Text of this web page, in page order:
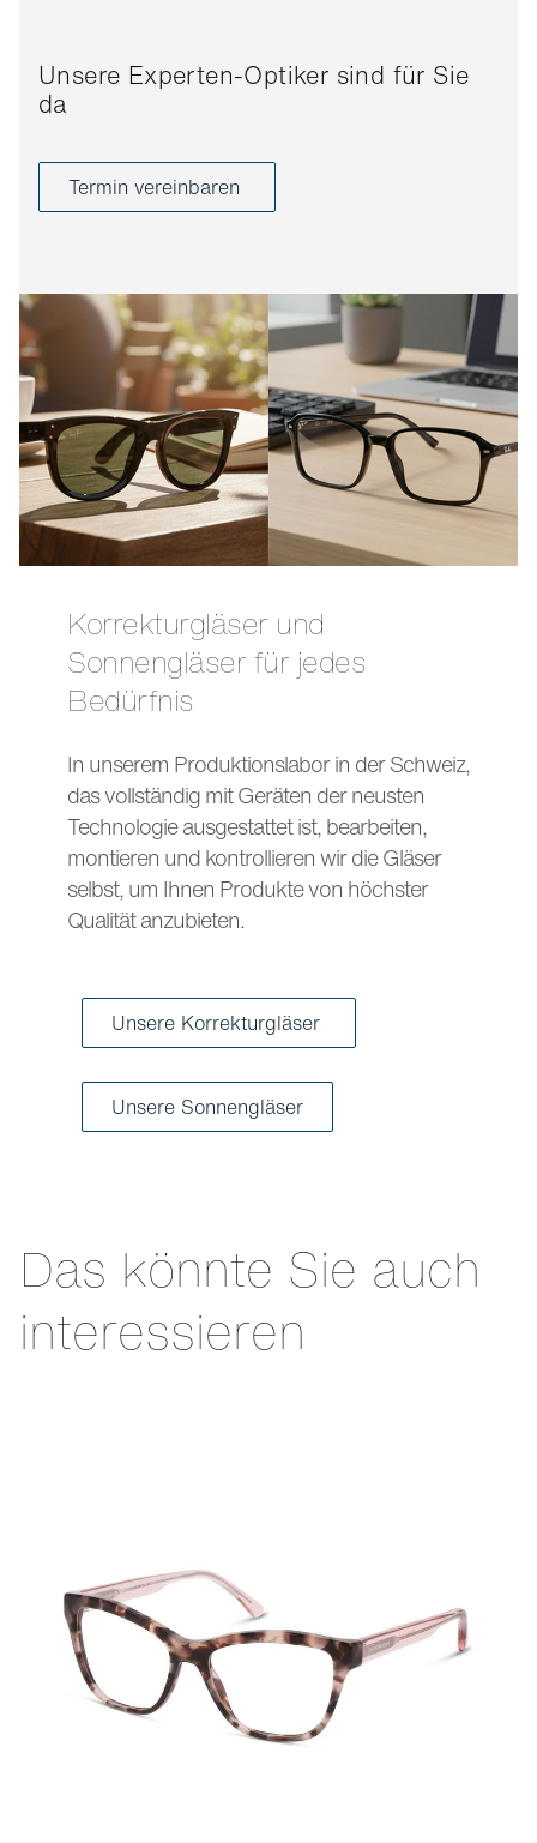
Unsere Experten-Optiker sind für Sie
da
Termin vereinbaren
Korrekturgläser und
Sonnengläser für jedes
Bedürfnis
In unserem Produktionslabor in der Schweiz,
das vollständig mit Geräten der neusten
Technologie ausgestattet ist, bearbeiten,
montieren und kontrollieren wir die Gläser
selbst, um Ihnen Produkte von höchster
Qualität anzubieten.
Unsere Korrekturgläser
Unsere Sonnengläser
Das könnte Sie auch
interessieren